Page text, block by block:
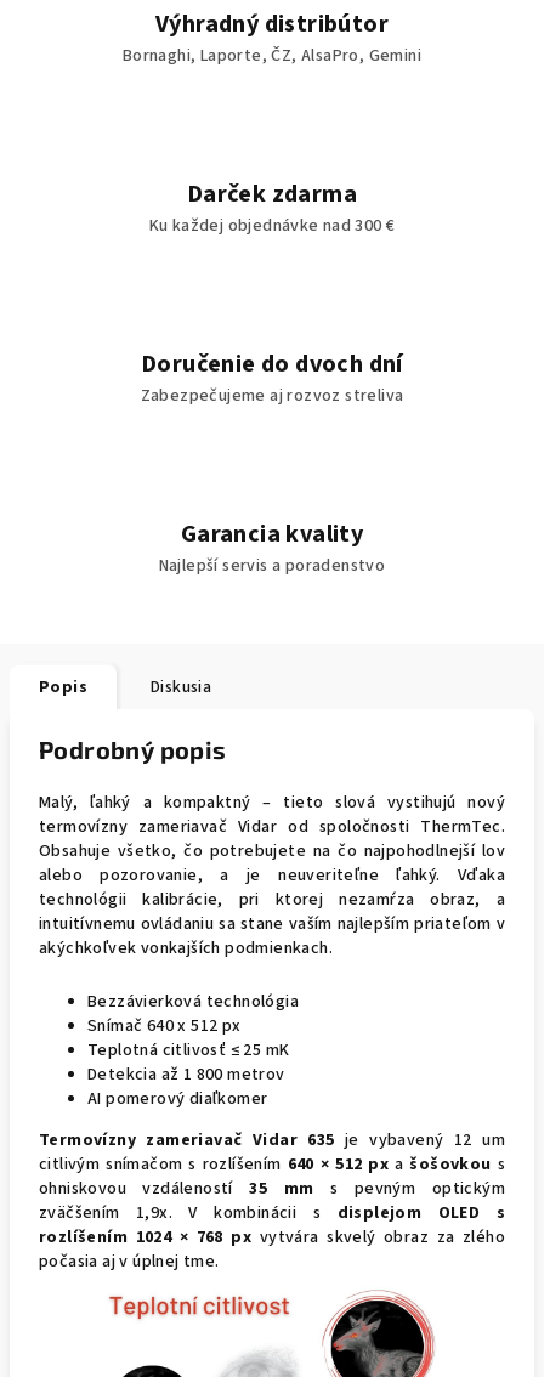
Výhradný distribútor
Bornaghi, Laporte, ČZ, AlsaPro, Gemini
Darček zdarma
Ku každej objednávke nad 300 €
Doručenie do dvoch dní
Zabezpečujeme aj rozvoz streliva
Garancia kvality
Najlepší servis a poradenstvo
Popis Diskusia
Podrobný popis
Malý, ľahký a kompaktný – tieto slová vystihujú nový
termovízny zameriavač Vidar od spoločnosti ThermTec.
Obsahuje všetko, čo potrebujete na čo najpohodlnejší lov
alebo pozorovanie, a je neuveriteľne ľahký. Vďaka
technológii kalibrácie, pri ktorej nezamŕza obraz, a
intuitívnemu ovládaniu sa stane vaším najlepším priateľom v
akýchkoľvek vonkajších podmienkach.
Bezzávierková technológia
Snímač 640 x 512 px
Teplotná citlivosť ≤ 25 mK
Detekcia až 1 800 metrov
AI pomerový diaľkomer
Termovízny zameriavač Vidar 635 je vybavený 12 um
citlivým snímačom s rozlíšením 640 × 512 px ašošovkou s
ohniskovou vzdáleností35 mm s pevným optickým
zväčšením 1,9x. V kombinácii s displejom OLED s
rozlíšením 1024 × 768 px vytvára skvelý obraz za zlého
počasia aj v úplnej tme.